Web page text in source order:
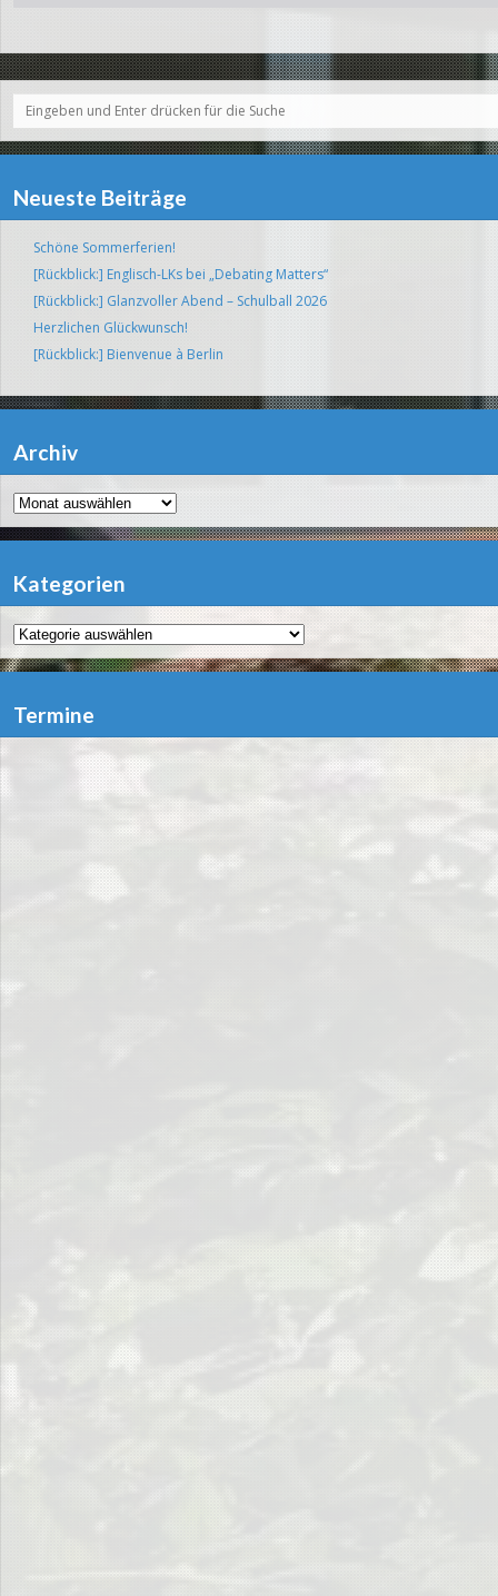
Neueste Beiträge
Schöne Sommerferien!
[Rückblick:] Englisch-LKs bei „Debating Matters“
[Rückblick:] Glanzvoller Abend – Schulball 2026
Herzlichen Glückwunsch!
[Rückblick:] Bienvenue à Berlin
Archiv
Archiv
Kategorien
Kategorien
Termine